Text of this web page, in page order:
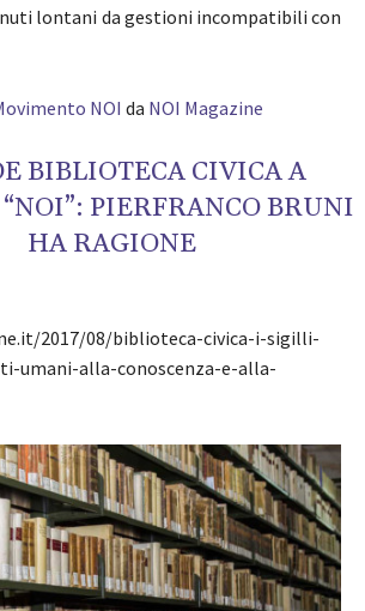
lontani da gestioni incompatibili con
NOI da NOI Magazine
BIBLIOTECA CIVICA A
“NOI”: PIERFRANCO BRUNI
HA RAGIONE
2017/08/biblioteca-civica-i-sigilli-
umani-alla-conoscenza-e-alla-